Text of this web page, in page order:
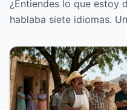
¿Entiendes lo que estoy
hablaba siete idiomas.